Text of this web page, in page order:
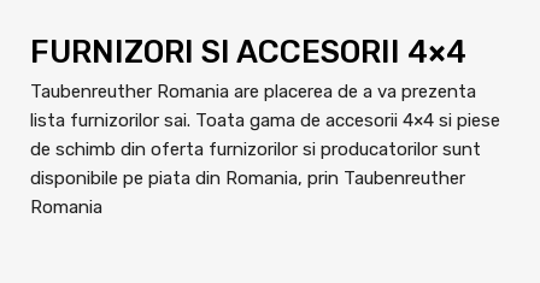
FURNIZORI SI ACCESORII 4×4
Taubenreuther Romania are placerea de a va prezenta
lista furnizorilor sai. Toata gama de accesorii 4×4 si piese
de schimb din oferta furnizorilor si producatorilor sunt
disponibile pe piata din Romania, prin Taubenreuther
Romania